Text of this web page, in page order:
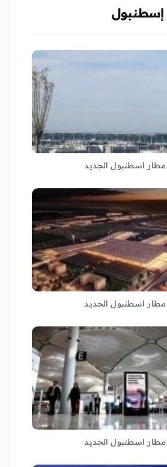
اسطنبول الجديد
اسطنبول الجديد
اسطنبول الجديد